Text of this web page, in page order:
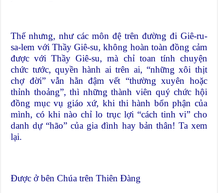
Thế nhưng, như các môn đệ trên đường đi Giê-ru-
sa-lem với Thầy Giê-su, không hoàn toàn đồng cảm
được với Thầy Giê-su, mà chỉ toan tính chuyện
chức tước, quyền hành ai trên ai, “những xôi thịt
chợ đời” vẫn hằn đậm vết “thường xuyên hoặc
thỉnh thoảng”, thì những thành viên quý chức hội
đồng mục vụ giáo xứ, khi thi hành bổn phận của
mình, có khi nào chỉ lo trục lợi “cách tinh vi” cho
danh dự “hão” của gia đình hay bản thân! Ta xem
lại.
Được ở bên Chúa trên Thiên Đàng